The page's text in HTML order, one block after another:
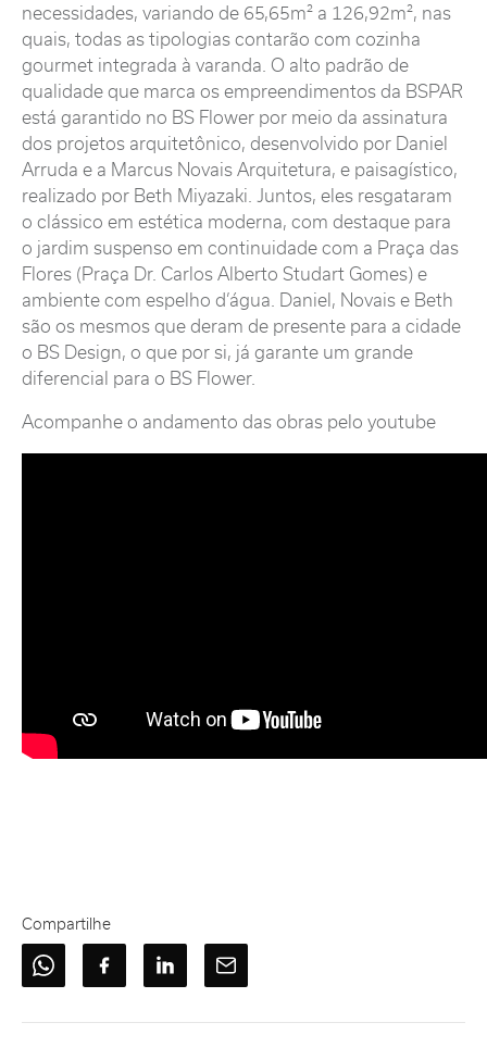
necessidades, variando de 65,65m² a 126,92m², nas
quais, todas as tipologias contarão com cozinha
gourmet integrada à varanda. O alto padrão de
qualidade que marca os empreendimentos da BSPAR
está garantido no BS Flower por meio da assinatura
dos projetos arquitetônico, desenvolvido por Daniel
Arruda e a Marcus Novais Arquitetura, e paisagístico,
realizado por Beth Miyazaki. Juntos, eles resgataram
o clássico em estética moderna, com destaque para
o jardim suspenso em continuidade com a Praça das
Flores (Praça Dr. Carlos Alberto Studart Gomes) e
ambiente com espelho d’água. Daniel, Novais e Beth
são os mesmos que deram de presente para a cidade
o BS Design, o que por si, já garante um grande
diferencial para o BS Flower.
Acompanhe o andamento das obras pelo youtube
Compartilhe